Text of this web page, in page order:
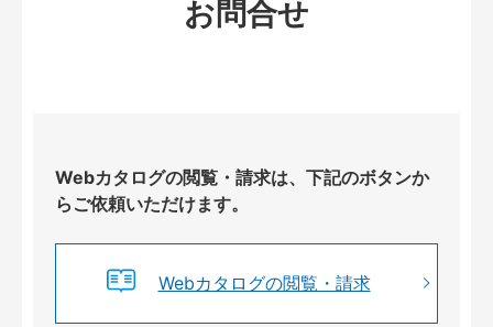
お問合せ
Webカタログの閲覧・請求は、下記のボタンか
らご依頼いただけます。
Webカタログの閲覧・請求